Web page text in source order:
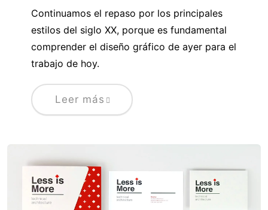
Continuamos el repaso por los principales
estilos del siglo XX, porque es fundamental
comprender el diseño gráfico de ayer para el
trabajo de hoy.
Leer más